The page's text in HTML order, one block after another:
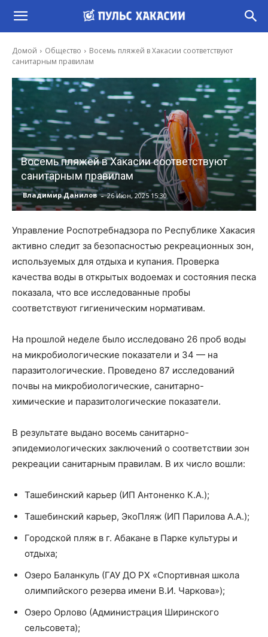
Домой Общество
Восемь пляжей в Хакасии соответствуют
санитарным правилам
Восемь пляжей в Хакасии соответствуют
санитарным правилам
Владимир Данилов - 26 Июн, 2025 15:30
Управление Роспотребнадзора по Республике Хакасия
активно следит за безопасностью рекреационных зон,
используемых для отдыха и купания. Проверка
качества воды в открытых водоемах и состояния песка
показала, что все исследованные пробы
соответствуют гигиеническим нормативам.
На прошлой неделе было исследовано 26 проб воды
на микробиологические показатели и 34 — на
паразитологические. Проведено 87 исследований
почвы на микробиологические, санитарно-
химические и паразитологические показатели.
В результате выдано восемь санитарно-
эпидемиологических заключений о соответствии зон
рекреации санитарным правилам. В их число вошли:
Ташебинский карьер (ИП Антоненко К.А.);
Ташебинский карьер, ЭкоПляж (ИП Парилова А.А.);
Городской пляж в г. Абакане в Парке культуры и
отдыха;
Озеро Баланкуль (ГАУ ДО РХ «Спортивная школа
олимпийского резерва имени В.И. Чаркова»);
Озеро Орлово (Администрация Ширинского
сельсовета);